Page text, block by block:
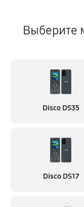
Выберите
Disco DS35
Disco DS17